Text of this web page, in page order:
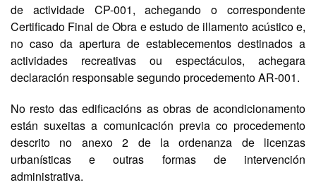
de actividade CP-001, achegando o correspondente
Certificado Final de Obra e estudo de illamento acústico e,
no caso da apertura de establecementos destinados a
actividades recreativas ou espectáculos, achegara
declaración responsable segundo procedemento AR-001.
No resto das edificacións as obras de acondicionamento
están suxeitas a comunicación previa co procedemento
descrito no anexo 2 de la ordenanza de licenzas
urbanísticas e outras formas de intervención
administrativa.